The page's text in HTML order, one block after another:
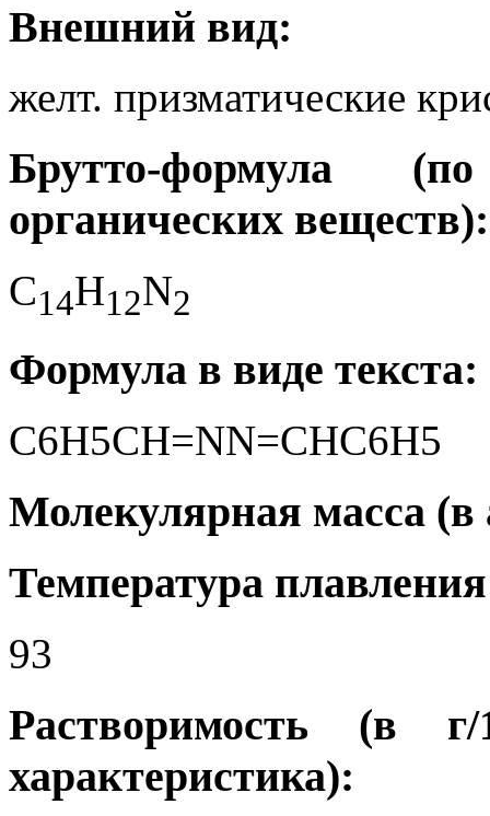
Внешний вид:
желт. призматические
Брутто-формула
органических веществ):
C14H12N2
Формула в виде текста:
C6H5CH=NN=CHC6H5
Молекулярная масса (в
Температура
93
Растворимость (в
характеристика):